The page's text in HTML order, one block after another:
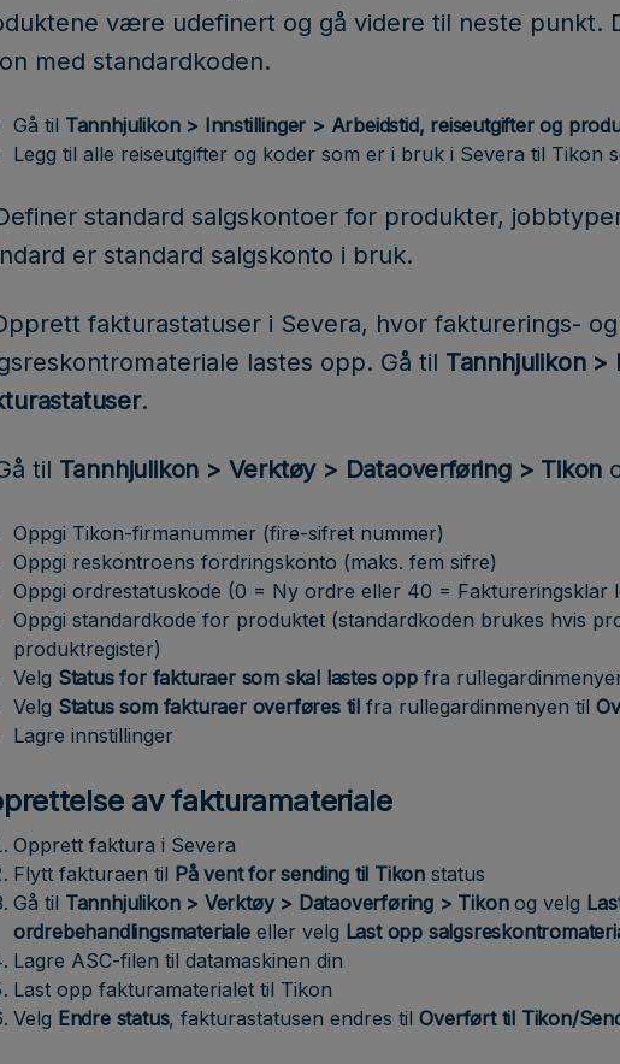
være udefinert og gå videre til neste punkt.
med standardkoden.
Gå til Tannhjulikon > Innstillinger > Arbeidstid, reiseutgifter og
Legg til alle reiseutgifter og koder som er i bruk i Severa til Tikon
standard salgskontoer for produkter,
er standard salgskonto i bruk.
fakturastatuser i Severa, hvor fakturerings-
lastes opp. Gå til Tannhjulikon >
.
til Tannhjulikon > Verktøy > Dataoverføring > Tikon
Oppgi Tikon-firmanummer (fire-sifret nummer)
Oppgi reskontroens fordringskonto (maks. fem sifre)
Oppgi ordrestatuskode (0 = Ny ordre eller 40 = Faktureringsklar
Oppgi standardkode for produktet (standardkoden brukes hvis
produktregister)
Velg Status for fakturaer som skal lastes oppfra
Velg Status som fakturaer overføres tilfra rullegardinmenyen til
Lagre innstillinger
av fakturamateriale
Opprett faktura i Severa
Flytt fakturaen til På vent for sending til Tikonstatus
Gå til Tannhjulikon > Verktøy > Dataoverføring > Tikonog velg
ordrebehandlingsmaterialeeller velg Last opp
Lagre ASC-filen til datamaskinen din
Last opp fakturamaterialet til Tikon
Velg Endre status, fakturastatusen endres tilOverført til Tikon/